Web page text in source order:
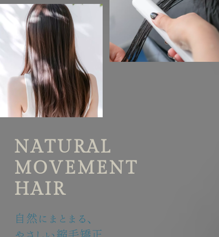
NATURAL
MOVEMENT
HAIR
自然にまとまる、